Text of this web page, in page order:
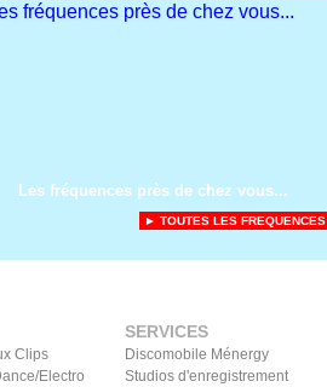
Les fréquences près de chez vous...
► TOUTES LES FREQUENCES
Clips
Electro
SERVICES
Discomobile Ménergy
Studios d'enregistrement